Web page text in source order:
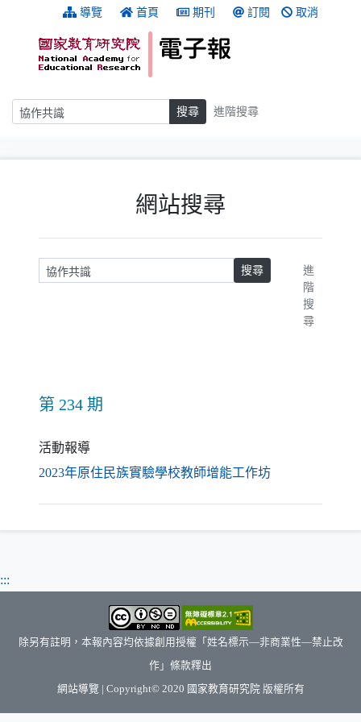
跳到主要內容 導覽 首頁 期刊 訂閱 取消
搜尋 搜尋 進階搜尋
網站搜尋
請輸入關鍵字 搜尋
進
階
搜
尋
第 234 期
活動報導
2023年原住民族實驗學校教師增能工作坊（另開新視窗）
:::
除另有註明，本報內容均依據創用授權「姓名標示—非商業性—禁止改
作」條款釋出
網站導覽 | Copyright© 2020 國家教育研究院（另開新視窗）
版權所有